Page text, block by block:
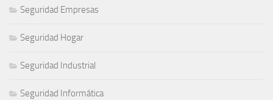
Seguridad Empresas
Seguridad Hogar
Seguridad Industrial
Seguridad Informática